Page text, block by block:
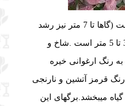
ارتفاع درخت پر بین 3 تا 5 متر است (گاها تا 7 متر نیز رشد
شاخ و
رنگ ارغوانی خیره
رنگ قرمز آتشین و نارنجی
میبخشد.برگهای این